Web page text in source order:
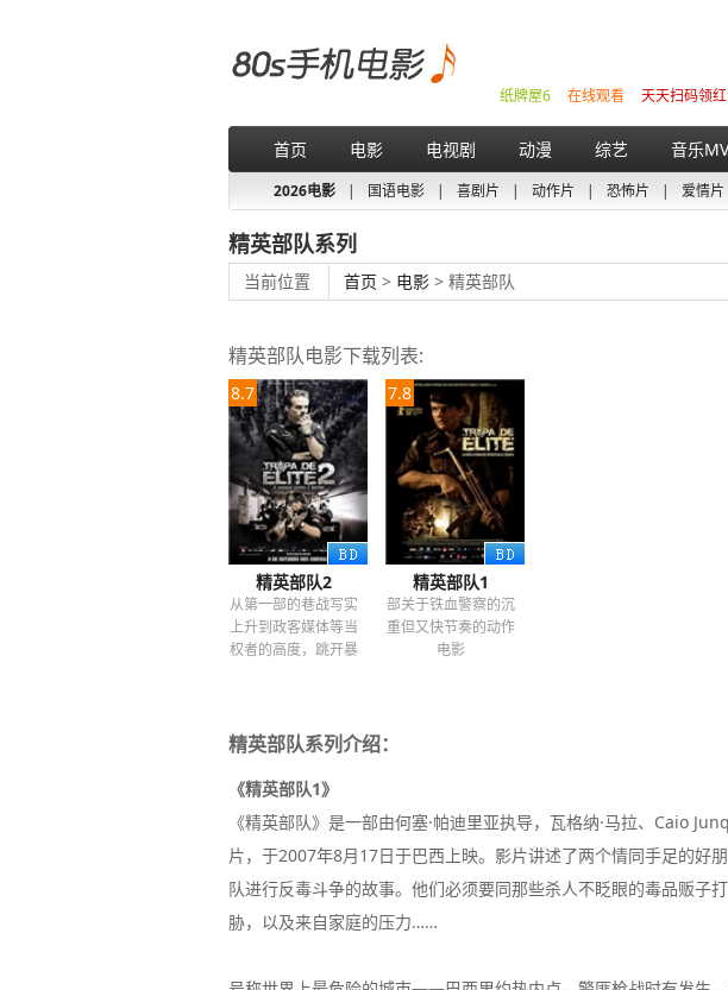
天天扫码领红
在线观看
纸牌屋6
首页 电影 电视剧 动漫 综艺 音乐MV
2026电影 | 国语电影 | 喜剧片 | 动作片 | 恐怖片 | 爱情片
精英部队系列
当前位置 首页 > 电影 > 精英部队
精英部队电影下载列表:
8.7
精英部队2
从第一部的巷战写实
上升到政客媒体等当
权者的高度，跳开暴
7.8
精英部队1
部关于铁血警察的沉
重但又快节奏的动作
电影
精英部队系列介绍：
《精英部队1》
《精英部队》是一部由何塞·帕迪里亚执导，瓦格纳·马拉、Caio
片，于2007年8月17日于巴西上映。影片讲述了两个情同手足的好
队进行反毒斗争的故事。他们必须要同那些杀人不眨眼的毒品贩子
胁，以及来自家庭的压力……